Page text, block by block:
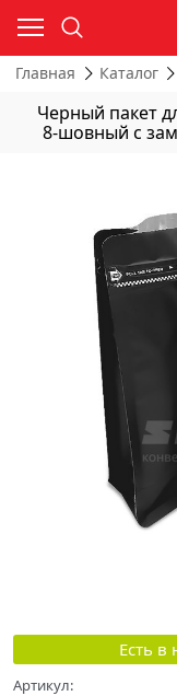
Главная Каталог
Черный пакет
8-шовный с
Есть в
Артикул: